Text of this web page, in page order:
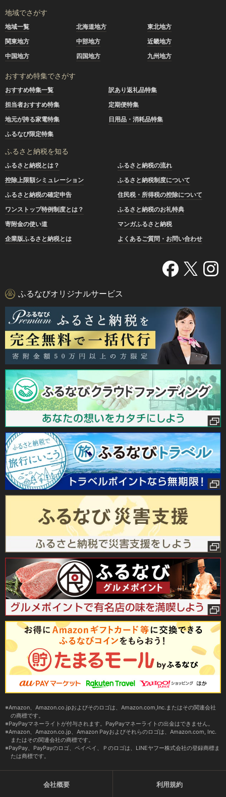
地域でさがす
地域一覧 北海道地方
東北地方
関東地方
中部地方
近畿地方
中国地方
四国地方 九州地方
おすすめ特集でさがす
おすすめ特集一覧
訳あり返礼品特集
担当者おすすめ特集
定期便特集
地元が誇る家電特集
日用品・消耗品特集
ふるなび限定特集
ふるさと納税を知る
ふるさと納税とは？
ふるさと納税の流れ
控除上限額シミュレーション
ふるさと納税制度について
ふるさと納税の確定申告
住民税・所得税の控除について
ワンストップ特例制度とは？
ふるさと納税のお礼特典
寄附金の使い道
マンガふるさと納税
企業版ふるさと納税とは
よくあるご質問・お問い合わせ
ふるなびオリジナルサービス
Amazon、Amazon.co.jpおよびそのロゴは、Amazon.com,Inc.またはその関連会社
の商標です。
PayPayマネーライトが付与されます。PayPayマネーライトの出金はできません。
Amazon、Amazon.co.jp、Amazon Payおよびそれらのロゴは、Amazon.com, Inc.
またはその関連会社の商標です。
PayPay、PayPayのロゴ、ペイペイ、Ｐのロゴは、LINEヤフー株式会社の登録商標ま
たは商標です。
会社概要 利用規約